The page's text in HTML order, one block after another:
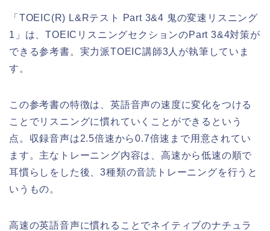
「TOEIC(R) L&Rテスト Part 3&4 鬼の変速リスニング
1」は、TOEICリスニングセクションのPart 3&4対策が
できる参考書。実力派TOEIC講師3人が執筆していま
す。
この参考書の特徴は、英語音声の速度に変化をつける
ことでリスニングに慣れていくことができるという
点。収録音声は2.5倍速から0.7倍速まで用意されてい
ます。主なトレーニング内容は、高速から低速の順で
耳慣らしをした後、3種類の音読トレーニングを行うと
いうもの。
高速の英語音声に慣れることでネイティブのナチュラ